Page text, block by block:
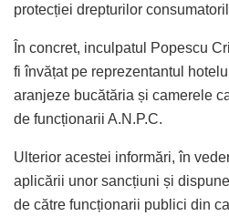
protecției drepturilor
În concret, inculpatul Popescu
fi învățat pe reprezentantul
aranjeze bucătăria și camerele
de funcționarii A.N.P.C.
Ulterior acestei informări, în
aplicării unor sancțiuni și
de către funcționarii publici din